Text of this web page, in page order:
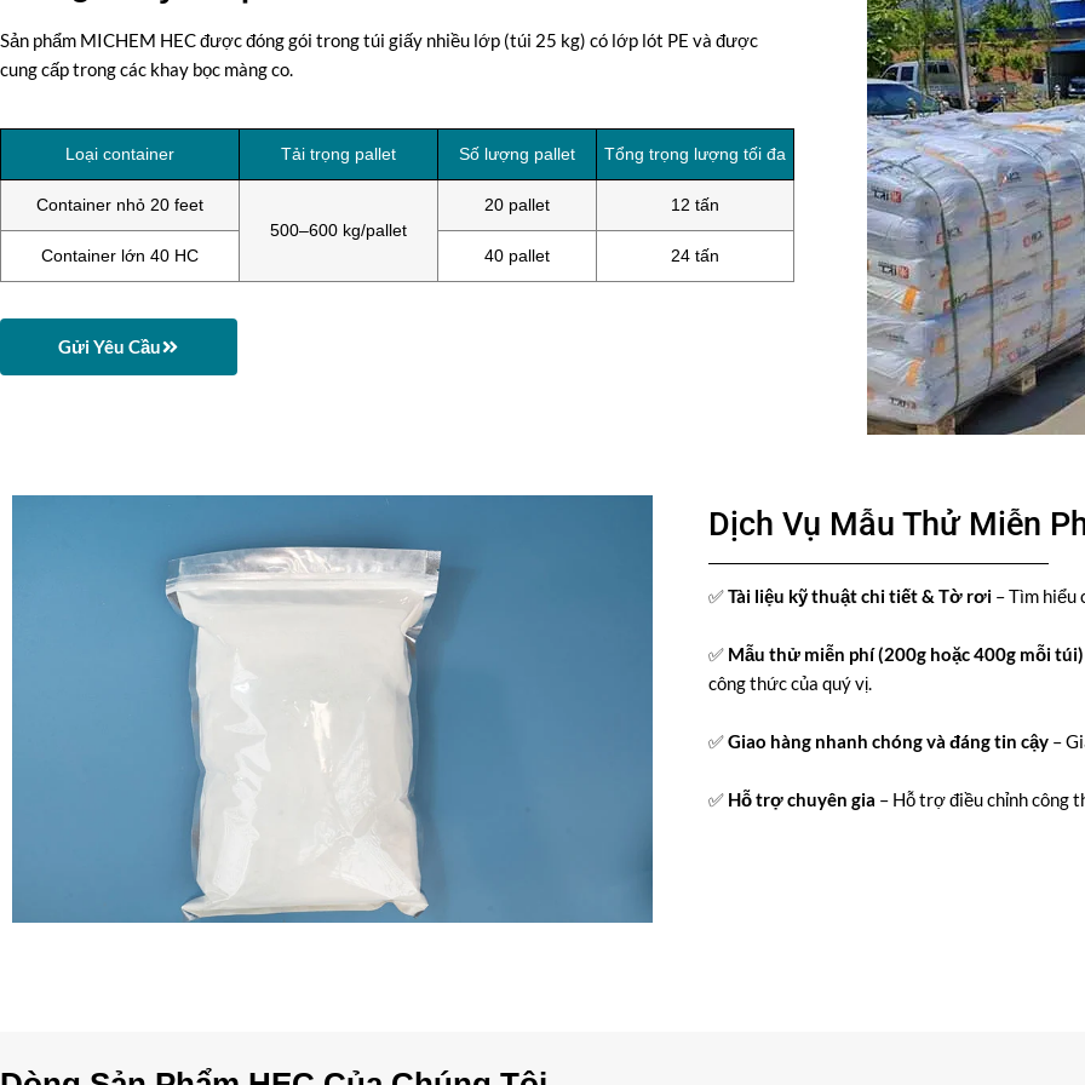
Sản phẩm MICHEM HEC được đóng gói trong túi giấy nhiều lớp (túi 25 kg) có lớp lót PE và được
cung cấp trong các khay bọc màng co.
Loại container Tải trọng pallet Số lượng pallet Tổng trọng lượng tối đa
Container nhỏ 20 feet
500–600 kg/pallet
20 pallet 12 tấn
Container lớn 40 HC 40 pallet 24 tấn
Gửi Yêu Cầu
Dịch Vụ Mẫu Thử Miễn
✅Tài liệu kỹ thuật chi tiết & Tờ rơi – Tìm hiểu
✅ Mẫu thử miễn phí (200g hoặc 400g mỗi túi)
công thức của quý vị.
✅Giao hàng nhanh chóng và đáng tin cậy –
✅ Hỗ trợ chuyên gia – Hỗ trợ điều chỉnh công